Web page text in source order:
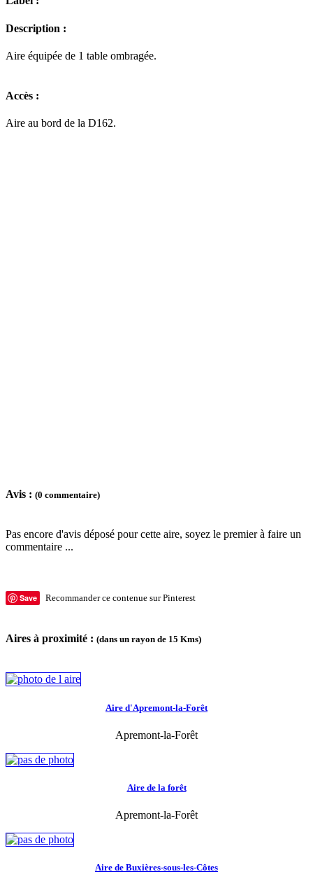
Description :
Aire équipée de 1 table ombragée.
Accès :
Aire au bord de la D162.
Avis : (0 commentaire)
Pas encore d'avis déposé pour cette aire, soyez le premier à faire un
commentaire ...
Save Recommander ce contenue sur Pinterest
Aires à proximité : (dans un rayon de 15 Kms)
Aire d'Apremont-la-Forêt
Apremont-la-Forêt
Aire de la forêt
Apremont-la-Forêt
Aire de Buxières-sous-les-Côtes